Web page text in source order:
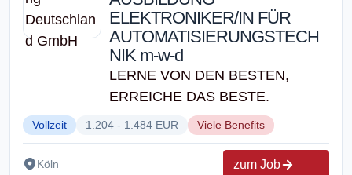
ELEKTRONIKER/IN FÜR
AUTOMATISIERUNGSTECH
NIK m-w-d
LERNE VON DEN BESTEN,
ERREICHE DAS BESTE.
Vollzeit 1.204 - 1.484 EUR Viele Benefits
Köln zum Job